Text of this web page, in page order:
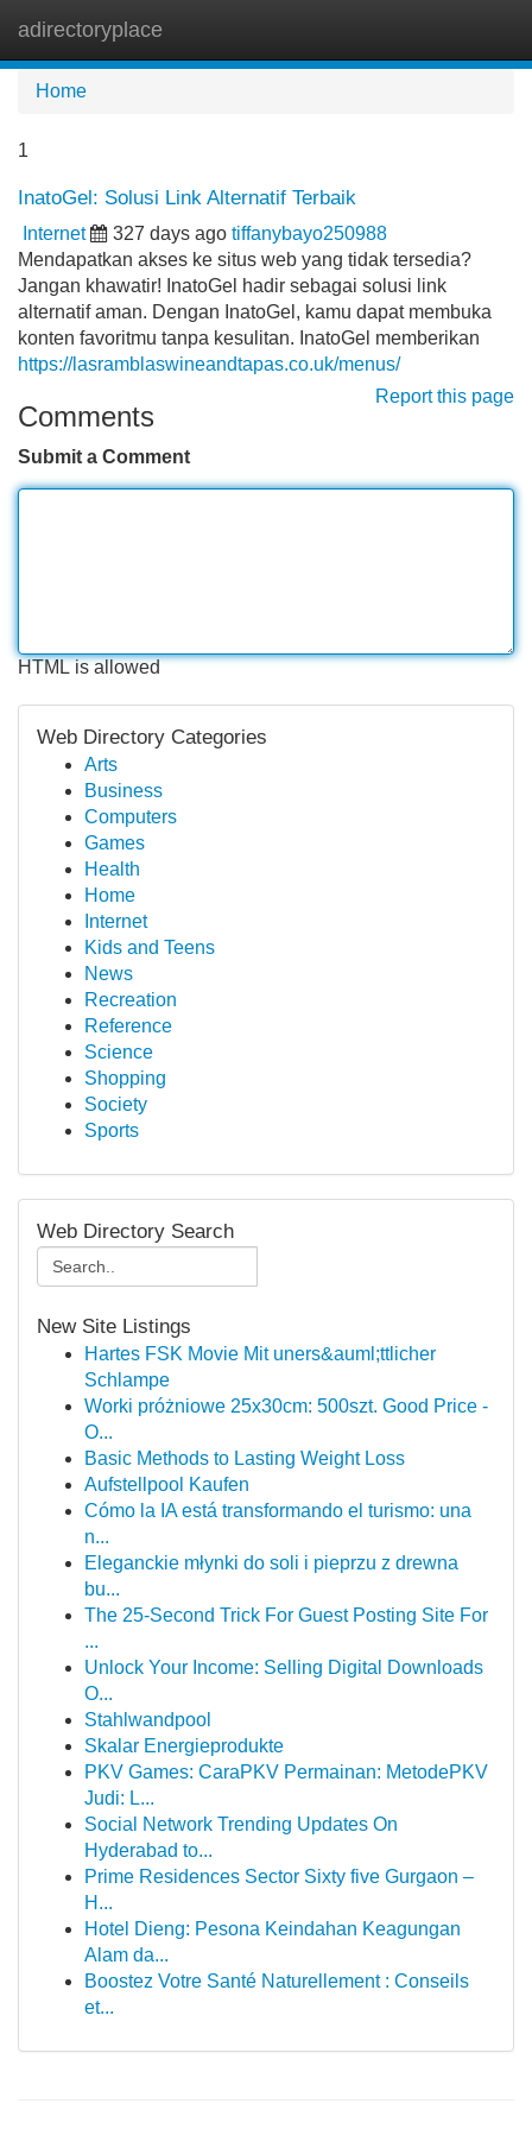
adirectoryplace
Home
1
InatoGel: Solusi Link Alternatif Terbaik
Internet 327 days ago tiffanybayo250988
Mendapatkan akses ke situs web yang tidak tersedia?
Jangan khawatir! InatoGel hadir sebagai solusi link
alternatif aman. Dengan InatoGel, kamu dapat membuka
konten favoritmu tanpa kesulitan. InatoGel memberikan
https://lasramblaswineandtapas.co.uk/menus/
Report this page
Comments
Submit a Comment
HTML is allowed
Web Directory Categories
Arts
Business
Computers
Games
Health
Home
Internet
Kids and Teens
News
Recreation
Reference
Science
Shopping
Society
Sports
Web Directory Search
New Site Listings
Hartes FSK Movie Mit uners&auml;ttlicher
Schlampe
Worki próżniowe 25x30cm: 500szt. Good Price -
O...
Basic Methods to Lasting Weight Loss
Aufstellpool Kaufen
Cómo la IA está transformando el turismo: una
n...
Eleganckie młynki do soli i pieprzu z drewna
bu...
The 25-Second Trick For Guest Posting Site For
...
Unlock Your Income: Selling Digital Downloads
O...
Stahlwandpool
Skalar Energieprodukte
PKV Games: CaraPKV Permainan: MetodePKV
Judi: L...
Social Network Trending Updates On
Hyderabad to...
Prime Residences Sector Sixty five Gurgaon –
H...
Hotel Dieng: Pesona Keindahan Keagungan
Alam da...
Boostez Votre Santé Naturellement : Conseils
et...